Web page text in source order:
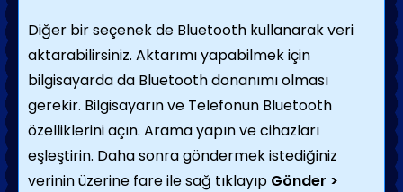
Diğer bir seçenek de Bluetooth kullanarak veri
aktarabilirsiniz. Aktarımı yapabilmek için
bilgisayarda da Bluetooth donanımı olması
gerekir. Bilgisayarın ve Telefonun Bluetooth
özelliklerini açın. Arama yapın ve cihazları
eşleştirin. Daha sonra göndermek istediğiniz
verinin üzerine fare ile sağ tıklayıp Gönder >